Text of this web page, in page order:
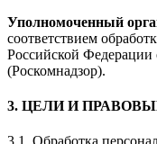
Уполномоченный
соответствием
Российской
(Роскомнадзор).
3. ЦЕЛИ И
3.1. Обработка